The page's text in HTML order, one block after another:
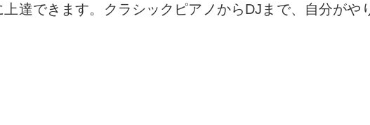
達できます。クラシックピアノからDJまで、自分がや